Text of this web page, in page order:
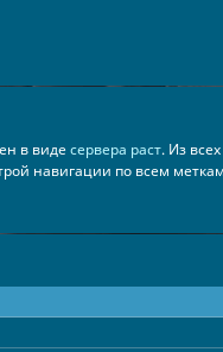
в видесервера раст. Из
навигации по всем